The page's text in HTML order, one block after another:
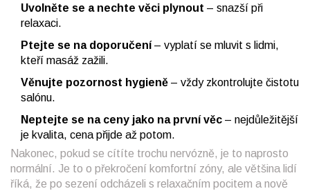
Uvolněte se a nechte věci plynout – snazší při
relaxaci.
Ptejte se na doporučení– vyplatí se mluvit s lidmi,
kteří masáž zažili.
Věnujte pozornost hygieně – vždy zkontrolujte čistotu
salónu.
Neptejte se na ceny jako na první věc – nejdůležitější
je kvalita, cena přijde až potom.
Nakonec, pokud se cítíte trochu nervózně, je to naprosto
normální. Je to o překročení komfortní zóny, ale většina lidí
říká, že po sezení odcházeli s relaxačním pocitem a nově